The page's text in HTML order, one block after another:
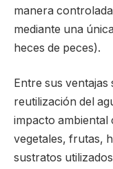
manera
mediante una
heces de peces).
Entre sus
reutilización del
impacto ambiental
vegetales, frutas,
sustratos